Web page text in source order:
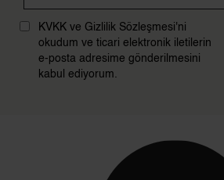
KVKK ve Gizlilik Sözleşmesi'ni
okudum ve ticari elektronik iletilerin
e-posta adresime gönderilmesini
kabul ediyorum.